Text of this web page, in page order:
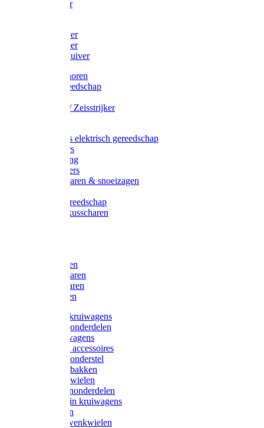
Straathamer
Mestschuiver
Mestschraper
Sneeuwschuiver
Zeis toebehoren
Baggergereedschap
Wetstenen / Zeisstrijker
Accessoires elektrisch gereedschap
Grasmaaiers
Tuinreiniging
Robotmaaiers
Heggenscharen & snoeizagen
Klussen gereedschap
Gras & buxusscharen
Snoeischaren
Heggenscharen
Takkenscharen
Snoeimessen
Landbouwkruiwagens
Kruiwagenonderdelen
Bouwkruiwagens
Kruiwagen accessoires
Kruiwagenonderstel
Kruiwagenbakken
Kruiwagenwielen
Steekwagenonderdelen
Huis en Tuin kruiwagens
Steekwagen
Bok- en Zwenkwielen